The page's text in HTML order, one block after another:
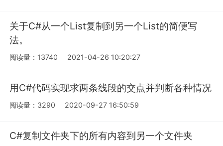
关于C#从一个List复制到另一个List的简便写
法。
阅读量：13740 2021-04-26 10:20:27
用C#代码实现求两条线段的交点并判断各种情况
阅读量：3290 2020-09-27 16:50:59
C#复制文件夹下的所有内容到另一个文件夹